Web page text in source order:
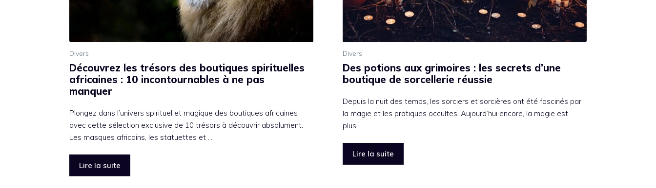
Divers
Découvrez les trésors des boutiques spirituelles
africaines : 10 incontournables à ne pas
manquer
Plongez dans l’univers spirituel et magique des boutiques africaines
avec cette sélection exclusive de 10 trésors à découvrir absolument.
Les masques africains, les statuettes et …
Lire la suite
Divers
Des potions aux grimoires : les secrets d’une
boutique de sorcellerie réussie
Depuis la nuit des temps, les sorciers et sorcières ont été fascinés par
la magie et les pratiques occultes. Aujourd’hui encore, la magie est
plus …
Lire la suite